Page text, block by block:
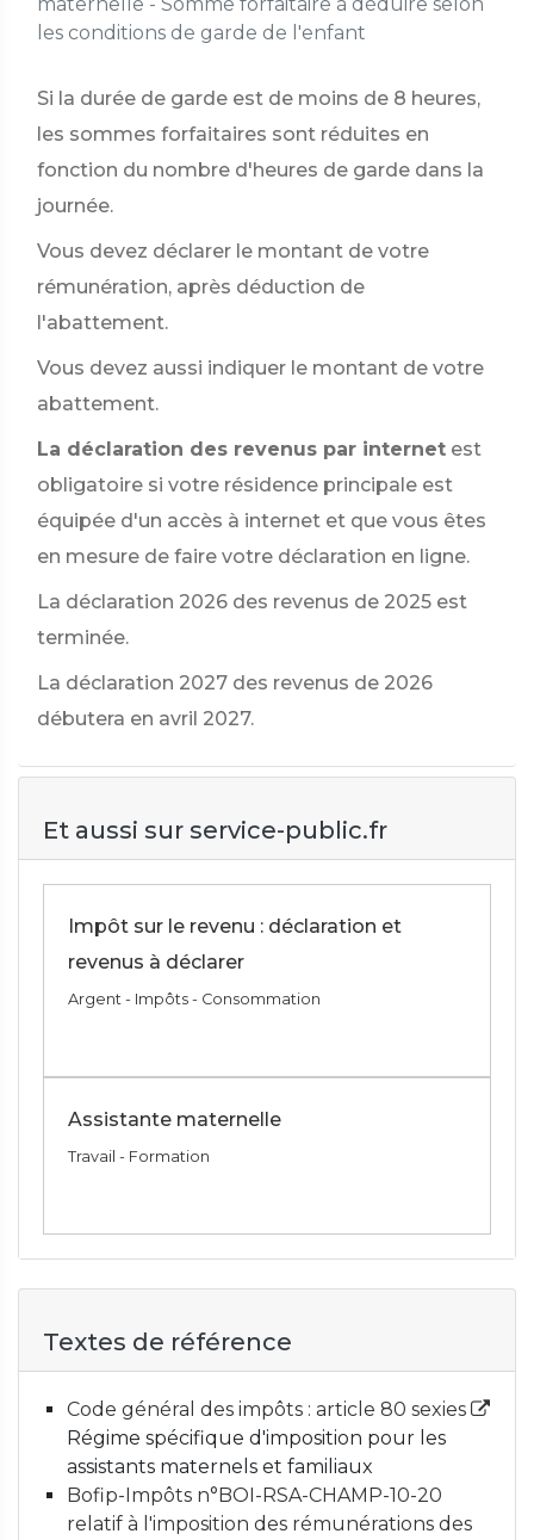
les conditions de garde de l'enfant
Si la durée de garde est de moins de 8 heures,
les sommes forfaitaires sont réduites en
fonction du nombre d'heures de garde dans la
journée.
Vous devez déclarer le montant de votre
rémunération, après déduction de
l'abattement.
Vous devez aussi indiquer le montant de votre
abattement.
La déclaration des revenus par internet est
obligatoire si votre résidence principale est
équipée d'un accès à internet et que vous êtes
en mesure de faire votre déclaration en ligne.
La déclaration 2026 des revenus de 2025 est
terminée.
La déclaration 2027 des revenus de 2026
débutera en avril 2027.
Et aussi sur service-public.fr
Impôt sur le revenu : déclaration et
revenus à déclarer
Argent - Impôts - Consommation
Assistante maternelle
Travail - Formation
Textes de référence
Code général des impôts : article 80 sexies
Régime spécifique d'imposition pour les
assistants maternels et familiaux
Bofip-Impôts n°BOI-RSA-CHAMP-10-20
relatif à l'imposition des rémunérations des